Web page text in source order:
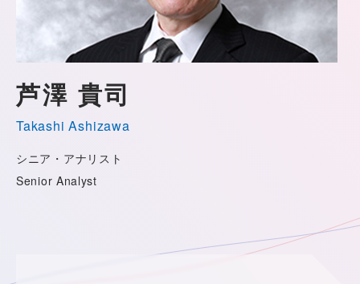
芦澤 貴司
Takashi Ashizawa
シニア・アナリスト
Senior Analyst